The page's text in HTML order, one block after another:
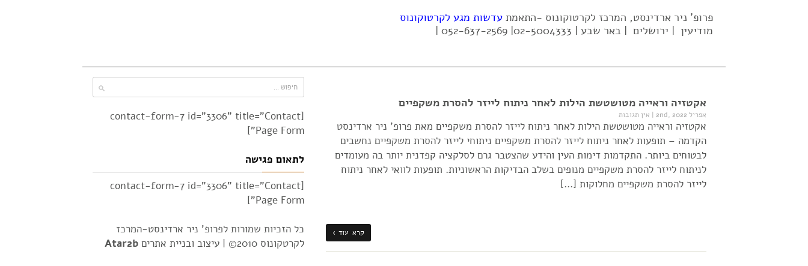
פרופ' ניר ארדינסט, המרכז לקרטוקונוס -התאמת עדשות מגע לקרטוקונוס
מודיעין | ירושלים | באר שבע | 02-5004333| 052-637-2569 |
אקטזיה וראייה מטושטשת הילות לאחר ניתוח לייזר להסרת משקפיים
אפריל 2nd, 2022 | אין תגובות
אקטזיה וראייה מטושטשת הילות לאחר ניתוח לייזר להסרת משקפיים מאת פרופ' ניר ארדינסט
הקדמה – תופעות לאחר ניתוח לייזר להסרת משקפיים ניתוחי לייזר להסרת משקפיים נחשבים
לבטוחים ביותר. התקדמות דימות העין והידע שהצטבר גרם לסלקציה קפדנית יותר בה מעומדים
לניתוח לייזר להסרת משקפיים מנופים בשלב הבדיקות הראשוניות. תופעות לוואי לאחר ניתוח
לייזר להסרת משקפיים מחלוקות […]
קרא עוד ›
[contact-form-7 id="3306" title="Contact
Page Form"]
לתאום פגישה
[contact-form-7 id="3306" title="Contact
Page Form"]
כל הזכיות שמורות לפרופ' ניר ארדינסט-המרכז
לקרטקונוס 2010© |
עיצוב ובניית אתרים Atar2b